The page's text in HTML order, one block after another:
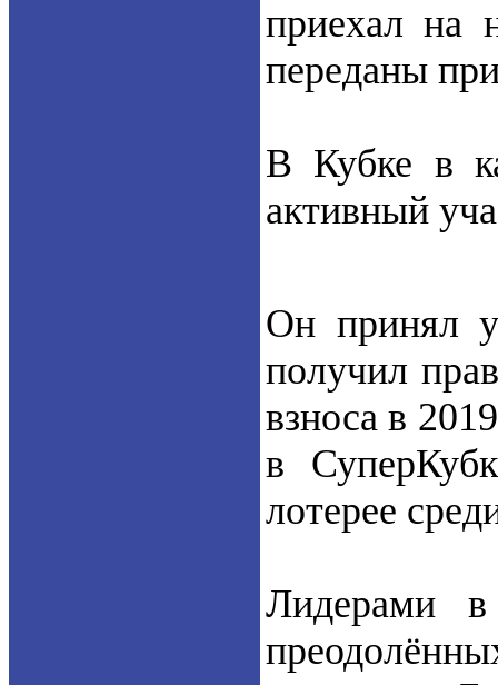
приехал на
переданы
В Кубке в
активный
Он принял
получил
взноса в
в
лотерее
Лидерами